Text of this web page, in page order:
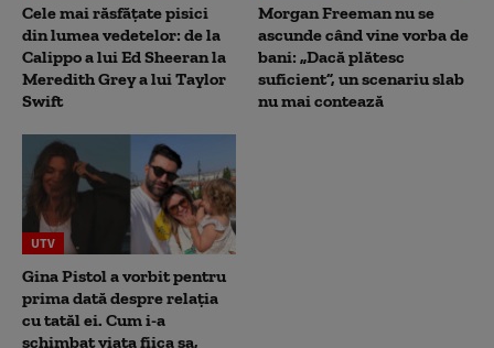
Cele mai răsfățate pisici
din lumea vedetelor: de la
Calippo a lui Ed Sheeran la
Meredith Grey a lui Taylor
Swift
Morgan Freeman nu se
ascunde când vine vorba de
bani: „Dacă plătesc
suficient”, un scenariu slab
nu mai contează
UTV
Gina Pistol a vorbit pentru
prima dată despre relația
cu tatăl ei. Cum i-a
schimbat viața fiica sa,